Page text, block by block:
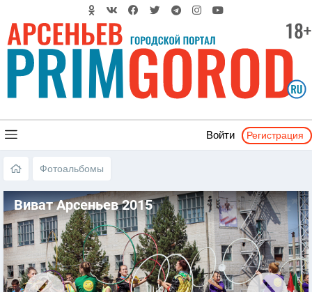
Войти Регистрация
Фотоальбомы
Виват Арсеньев 2015